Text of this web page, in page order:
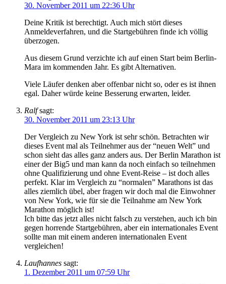
30. November 2011 um 22:36 Uhr
Deine Kritik ist berechtigt. Auch mich stört dieses
Anmeldeverfahren, und die Startgebühren finde ich völlig
überzogen.
Aus diesem Grund verzichte ich auf einen Start beim Berlin-
Mara im kommenden Jahr. Es gibt Alternativen.
Viele Läufer denken aber offenbar nicht so, oder es ist ihnen
egal. Daher würde keine Besserung erwarten, leider.
Ralf sagt:
30. November 2011 um 23:13 Uhr
Der Vergleich zu New York ist sehr schön. Betrachten wir
dieses Event mal als Teilnehmer aus der “neuen Welt” und
schon sieht das alles ganz anders aus. Der Berlin Marathon ist
einer der Big5 und man kann da noch einfach so teilnehmen
ohne Qualifizierung und ohne Event-Reise – ist doch alles
perfekt. Klar im Vergleich zu “normalen” Marathons ist das
alles ziemlich übel, aber fragen wir doch mal die Einwohner
von New York, wie für sie die Teilnahme am New York
Marathon möglich ist!
Ich bitte das jetzt alles nicht falsch zu verstehen, auch ich bin
gegen horrende Startgebühren, aber ein internationales Event
sollte man mit einem anderen internationalen Event
vergleichen!
Laufhannes sagt:
1. Dezember 2011 um 07:59 Uhr